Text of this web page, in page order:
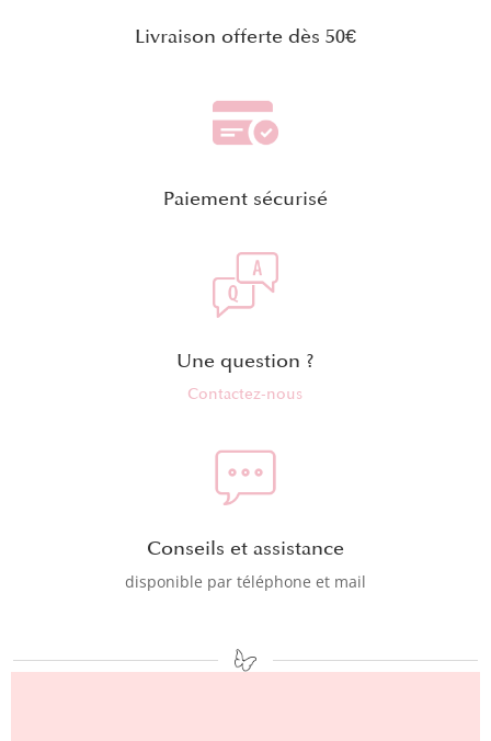
Livraison offerte dès 50€
Paiement sécurisé
Une question ?
Contactez-nous
Conseils et assistance
disponible par téléphone et mail